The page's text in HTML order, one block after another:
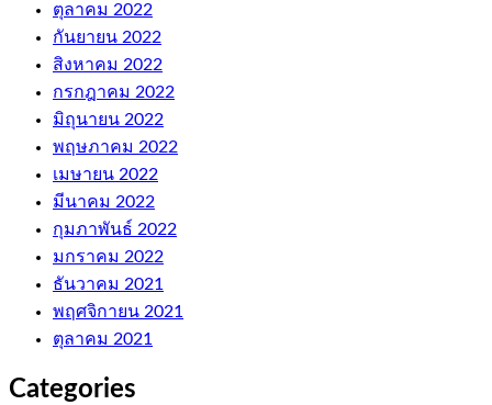
ตุลาคม 2022
กันยายน 2022
สิงหาคม 2022
กรกฎาคม 2022
มิถุนายน 2022
พฤษภาคม 2022
เมษายน 2022
มีนาคม 2022
กุมภาพันธ์ 2022
มกราคม 2022
ธันวาคม 2021
พฤศจิกายน 2021
ตุลาคม 2021
Categories